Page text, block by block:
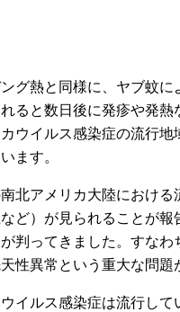
グ熱と同様に、ヤブ蚊に
ると数日後に発疹や発
ウイルス感染症の流行
ます。
北アメリカ大陸におけ
ど）が見られることが
判ってきました。すな
性異常という重大な問題
イルス感染症は流行して